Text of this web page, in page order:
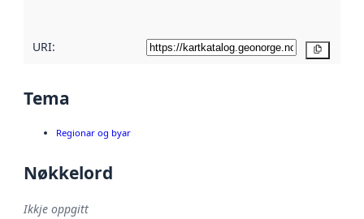
URI:
Tema
Regionar og byar
Nøkkelord
Ikkje oppgitt